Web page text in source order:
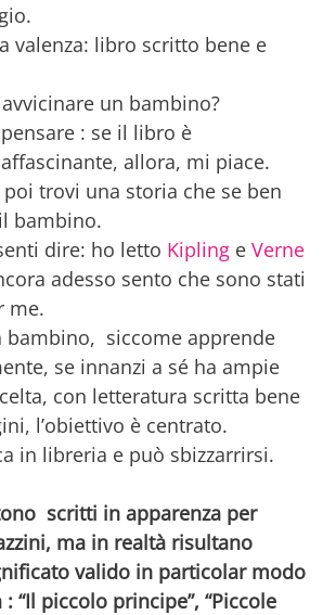
valenza: libro scritto bene e
un bambino?
: se il libro è
allora, mi piace.
trovi una storia che se ben
bambino.
dire: ho letto Kipling e Verne
adesso sento che sono stati
me.
bambino, siccome apprende
se innanzi a sé ha ampie
con letteratura scritta bene
l’obiettivo è centrato.
in libreria e può sbizzarrirsi.
scritti in apparenza per
ma in realtà risultano
valido in particolar modo
: “Il piccolo principe”, “Piccole